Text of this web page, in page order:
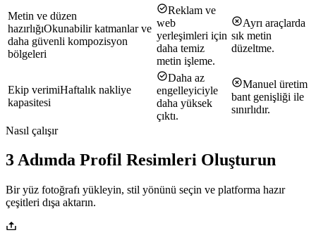
Metin ve düzen
hazırlığıOkunabilir katmanlar ve
daha güvenli kompozisyon
bölgeleri
Reklam ve
web
yerleşimleri için
daha temiz
metin işleme.
Ayrı araçlarda
sık metin
düzeltme.
Ekip verimiHaftalık nakliye
kapasitesi
Daha az
engelleyiciyle
daha yüksek
çıktı.
Manuel üretim
bant genişliği ile
sınırlıdır.
Nasıl çalışır
3 Adımda Profil Resimleri Oluşturun
Bir yüz fotoğrafı yükleyin, stil yönünü seçin ve platforma hazır
çeşitleri dışa aktarın.